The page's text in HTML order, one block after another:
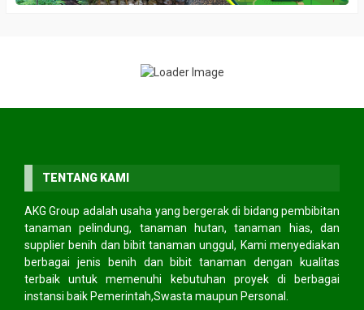
TENTANG KAMI
AKG Group adalah usaha yang bergerak di bidang pembibitan
tanaman pelindung, tanaman hutan, tanaman hias, dan
supplier benih dan bibit tanaman unggul, Kami menyediakan
berbagai jenis benih dan bibit tanaman dengan kualitas
terbaik untuk memenuhi kebutuhan proyek di berbagai
instansi baik Pemerintah,Swasta maupun Personal.